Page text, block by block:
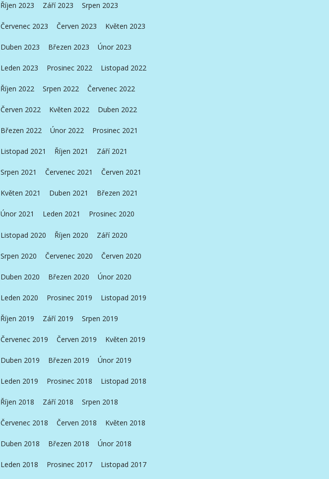
Říjen 2023 Září 2023 Srpen 2023
Červenec 2023 Červen 2023 Květen 2023
Duben 2023 Březen 2023 Únor 2023
Leden 2023 Prosinec 2022 Listopad 2022
Říjen 2022 Srpen 2022 Červenec 2022
Červen 2022 Květen 2022 Duben 2022
Březen 2022 Únor 2022 Prosinec 2021
Listopad 2021 Říjen 2021 Září 2021
Srpen 2021 Červenec 2021 Červen 2021
Květen 2021 Duben 2021 Březen 2021
Únor 2021 Leden 2021 Prosinec 2020
Listopad 2020 Říjen 2020 Září 2020
Srpen 2020 Červenec 2020 Červen 2020
Duben 2020 Březen 2020 Únor 2020
Leden 2020 Prosinec 2019 Listopad 2019
Říjen 2019 Září 2019 Srpen 2019
Červenec 2019 Červen 2019 Květen 2019
Duben 2019 Březen 2019 Únor 2019
Leden 2019 Prosinec 2018 Listopad 2018
Říjen 2018 Září 2018 Srpen 2018
Červenec 2018 Červen 2018 Květen 2018
Duben 2018 Březen 2018 Únor 2018
Leden 2018 Prosinec 2017 Listopad 2017